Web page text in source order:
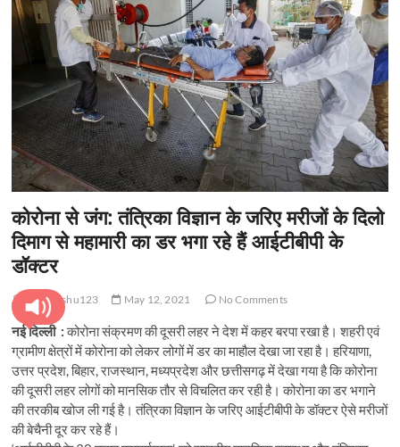
t
o
n
कोरोना से जंग: तंत्रिका विज्ञान के जरिए मरीजों के दिलो
दिमाग से महामारी का डर भगा रहे हैं आईटीबीपी के
डॉक्टर
pratyanshu123 May 12, 2021 No Comments
नई दिल्ली :कोरोना संक्रमण की दूसरी लहर ने देश में कहर बरपा रखा है। शहरी एवं
ग्रामीण क्षेत्रों में कोरोना को लेकर लोगों में डर का माहौल देखा जा रहा है। हरियाणा,
उत्तर प्रदेश, बिहार, राजस्थान, मध्यप्रदेश और छत्तीसगढ़ में देखा गया है कि कोरोना
की दूसरी लहर लोगों को मानसिक तौर से विचलित कर रही है। कोरोना का डर भगाने
की तरकीब खोज ली गई है। तंत्रिका विज्ञान के जरिए आईटीबीपी के डॉक्टर ऐसे मरीजों
की बेचैनी दूर कर रहे हैं।